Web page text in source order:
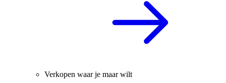
Verkopen waar je maar wilt